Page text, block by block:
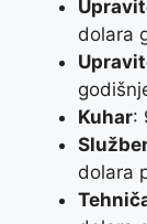
dolara
Kuhar:
dolara